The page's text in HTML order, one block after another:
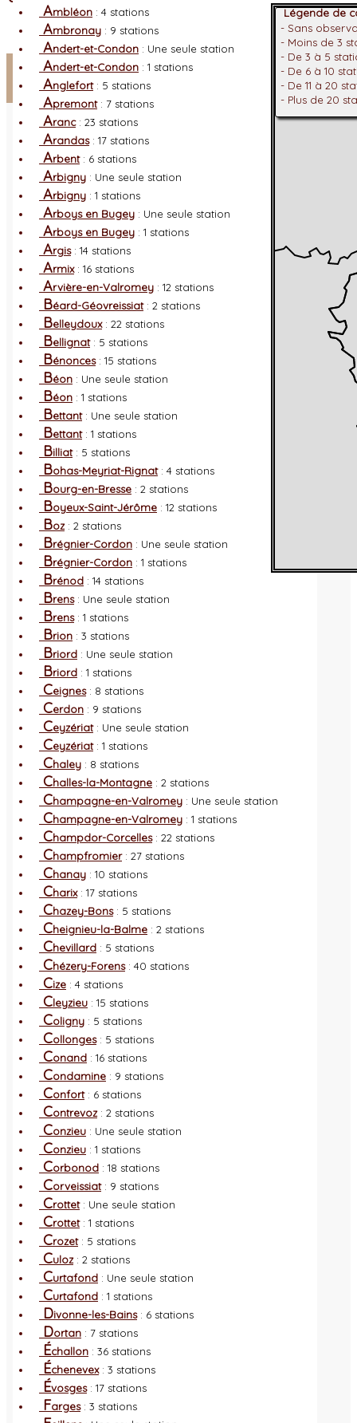
Facebook
Connexion adhérent
Ambléon : 4 stations
Ambronay : 9 stations
Andert-et-Condon : Une seule station
Andert-et-Condon : 1 stations
Anglefort: 5 stations
Apremont: 7 stations
Aranc: 23 stations
Arandas: 17 stations
Arbent: 6 stations
Arbigny : Une seule station
Arbigny : 1 stations
Arboys en Bugey : Une seule station
Arboys en Bugey : 1 stations
Argis: 14 stations
Armix: 16 stations
Arvière-en-Valromey : 12 stations
Béard-Géovreissiat: 2 stations
Belleydoux: 22 stations
Bellignat: 5 stations
Bénonces: 15 stations
Béon : Une seule station
Béon : 1 stations
Bettant: Une seule station
Bettant: 1 stations
Billiat: 5 stations
Bohas-Meyriat-Rignat: 4 stations
Bourg-en-Bresse : 2 stations
Boyeux-Saint-Jérôme : 12 stations
Boz: 2 stations
Brégnier-Cordon : Une seule station
Brégnier-Cordon : 1 stations
Brénod : 14 stations
Brens: Une seule station
Brens: 1 stations
Brion : 3 stations
Briord : Une seule station
Briord : 1 stations
Ceignes: 8 stations
Cerdon : 9 stations
Ceyzériat: Une seule station
Ceyzériat: 1 stations
Chaley : 8 stations
Challes-la-Montagne : 2 stations
Champagne-en-Valromey : Une seule station
Champagne-en-Valromey : 1 stations
Champdor-Corcelles: 22 stations
Champfromier: 27 stations
Chanay : 10 stations
Charix: 17 stations
Chazey-Bons: 5 stations
Cheignieu-la-Balme : 2 stations
Chevillard : 5 stations
Chézery-Forens: 40 stations
Cize : 4 stations
Cleyzieu : 15 stations
Coligny : 5 stations
Collonges: 5 stations
Conand : 16 stations
Condamine : 9 stations
Confort: 6 stations
Contrevoz: 2 stations
Conzieu : Une seule station
Conzieu : 1 stations
Corbonod : 18 stations
Corveissiat: 9 stations
Crottet: Une seule station
Crottet: 1 stations
Crozet: 5 stations
Culoz: 2 stations
Curtafond : Une seule station
Curtafond : 1 stations
Divonne-les-Bains: 6 stations
Dortan : 7 stations
Échallon : 36 stations
Échenevex: 3 stations
Évosges: 17 stations
Farges: 3 stations
Légende de
- Sans
- Moins de 3
- De 3 à 5
- De 6 à 10
- De 11 à 20
- Plus de 20